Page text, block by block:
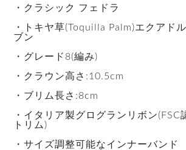
・クラシック フェドラ
・トキヤ草(Toquilla Palm)エクアド
ブン
・グレード8(編み)
・クラウン高さ:10.5cm
・ブリム長さ:8cm
・イタリア製グログランリボン(FSC
トリム)
・サイズ調整可能なインナーバンド